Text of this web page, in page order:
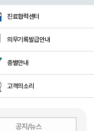
진료협력센터
의무기록발급안내
층별안내
고객의소리
공지/뉴스